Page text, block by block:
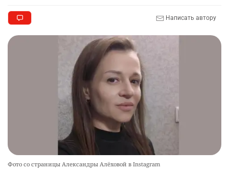
Написать автору
Фото со страницы Александры Алёховой в Instagram